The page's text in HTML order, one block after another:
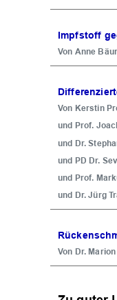
Impfstoff
Anne
Kerstin
Prof.
Dr.
PD Dr.
Prof.
Dr. Jürg
Dr.